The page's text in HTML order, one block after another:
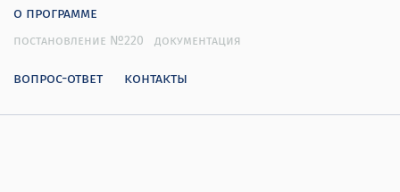
о программе
постановление №220 документация
вопрос-ответ контакты